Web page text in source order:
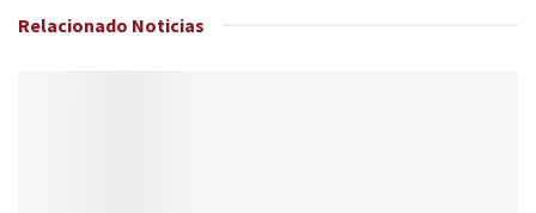
Relacionado Noticias